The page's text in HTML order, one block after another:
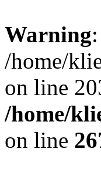
Warning
/home/
on line
/home/
on line